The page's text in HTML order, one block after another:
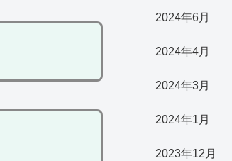
2024年6月
2024年4月
2024年3月
2024年1月
2023年12月